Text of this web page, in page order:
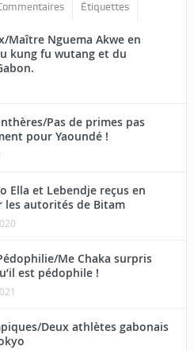
Étiquettes
Maître Nguema Akwe en
kung fu wutang et du
Pas de primes pas
pour Yaoundé !
Ella et Lebendje reçus en
les autorités de Bitam
Me Chaka surpris
est pédophile !
Deux athlètes gabonais